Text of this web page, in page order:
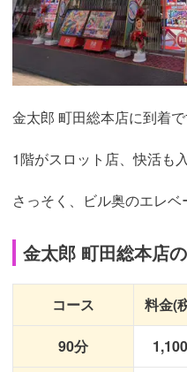
金太郎 町田総本店に到着で
1階がスロット店、快活も
さっそく、ビル奥のエレベ
金太郎 町田総本店
コース 料金(
90分